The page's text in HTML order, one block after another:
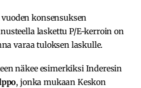
konsensuksen
laskettu P/E-kerroin on
varaa tuloksen laskulle.
näkee esimerkiksi Inderesin
, jonka mukaan Keskon